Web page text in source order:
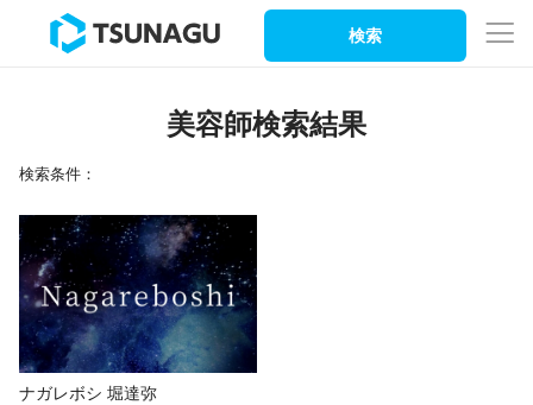
検索
美容師検索結果
検索条件：
ナガレボシ 堀達弥